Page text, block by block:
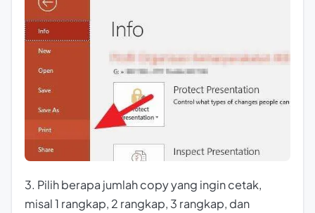
3. Pilih berapa jumlah copy yang ingin cetak,
misal 1 rangkap, 2 rangkap, 3 rangkap, dan